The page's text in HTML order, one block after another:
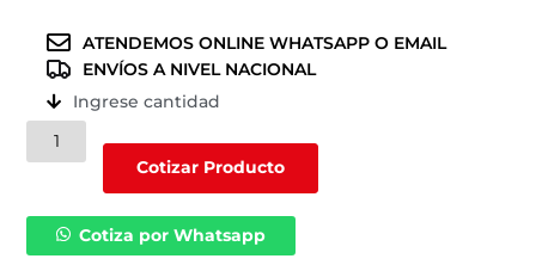
ATENDEMOS ONLINE WHATSAPP O EMAIL
ENVÍOS A NIVEL NACIONAL
Ingrese cantidad
Chuck
de
DC60
Cotizar Producto
Cotiza por Whatsapp